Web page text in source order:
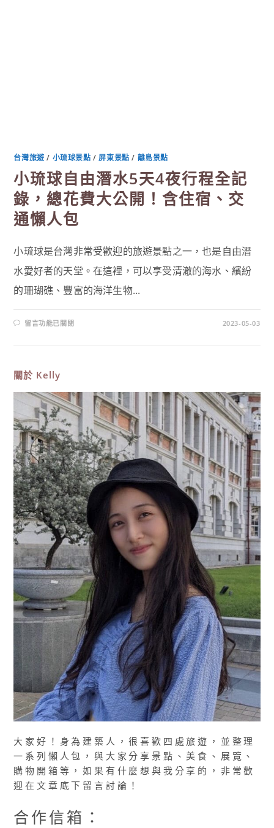
台灣旅遊/ 小琉球景點 /屏東景點 / 離島景點
小琉球自由潛水5天4夜行程全記
錄，總花費大公開！含住宿、交
通懶人包
小琉球是台灣非常受歡迎的旅遊景點之一，也是自由潛
水愛好者的天堂。在這裡，可以享受清澈的海水、繽紛
的珊瑚礁、豐富的海洋生物...
在
〈小
潛
水
天
夜
行
程
全
記
錄，
總
花
費
大
公
開！
含
住
宿、
交
懶
人
包〉
中
留言功能已關閉 2023-05-03
關於 Kelly
大家好！身為建築人，很喜歡四處旅遊，並整理
一系列懶人包，與大家分享景點、美食、展覽、
購物開箱等，如果有什麼想與我分享的，非常歡
迎在文章底下留言討論！
合作信箱：